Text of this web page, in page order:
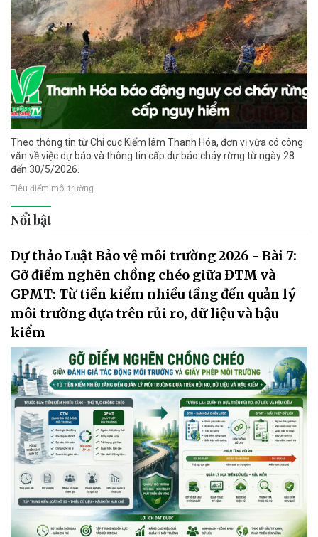
Theo thông tin từ Chi cục Kiểm lâm Thanh Hóa, đơn vị vừa có công
văn về việc dự báo và thông tin cấp dự báo cháy rừng từ ngày 28
đến 30/5/2026.
Tiêu điểm môi trường
Nổi bật
Dự thảo Luật Bảo vệ môi trường 2026 - Bài 7:
Gỡ điểm nghẽn chồng chéo giữa ĐTM và
GPMT: Từ tiền kiểm nhiều tầng đến quản lý
môi trường dựa trên rủi ro, dữ liệu và hậu
kiểm